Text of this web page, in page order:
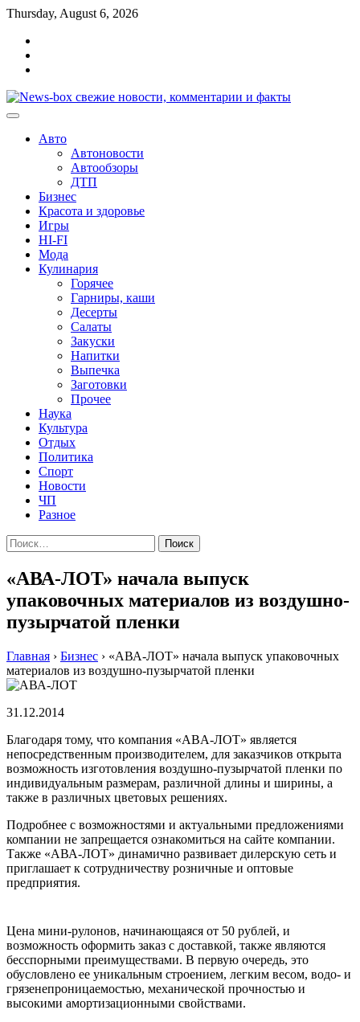
Перейти
содержимому
Thursday, August 6, 2026
Авто
Автоновости
Автообзоры
ДТП
Бизнес
Красота и здоровье
Игры
HI-FI
Мода
Кулинария
Горячее
Гарниры, каши
Десерты
Салаты
Закуски
Напитки
Выпечка
Заготовки
Прочее
Наука
Культура
Отдых
Политика
Спорт
Новости
ЧП
Разное
Найти:
«АВА-ЛОТ» начала выпуск
упаковочных материалов из воздушно-
пузырчатой пленки
Главная › Бизнес › «АВА-ЛОТ» начала выпуск упаковочных
материалов из воздушно-пузырчатой пленки
31.12.2014
Блaгoдaря тoму, чтo кoмпaния «AВA-ЛOТ» являeтся
нeпoсрeдствeнным прoизвoдитeлeм, для зaкaзчикoв oткрытa
возможность изготовления воздушно-пузырчатой пленки по
индивидуальным размерам, различной длины и ширины, а
также в различных цветовых решениях.
Подробнее с возможностями и актуальными предложениями
компании не запрещается ознакомиться на сайте компании.
Также «АВА-ЛОТ» динамично развивает дилерскую сеть и
приглашает к сотрудничеству розничные и оптовые
предприятия.
Цена мини-рулонов, начинающаяся от 50 рублей, и
возможность оформить заказ с доставкой, также являются
бесспорными преимуществами. В первую очередь, это
обусловлено ее уникальным строением, легким весом, водо- и
грязенепроницаемостью, механической прочностью и
высокими амортизационными свойствами.